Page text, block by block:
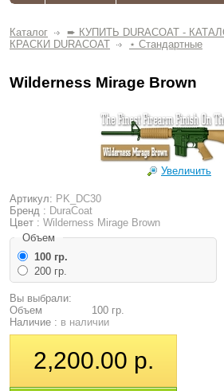
Каталог ➨ КУПИТЬ DURACOAT -
КРАСКИ DURACOAT
⋆ Стандартные
Wilderness Mirage Brown
Увеличить
Артикул: PK_DC30
Бренд : DuraCoat
Цвет : Wilderness Mirage Brown
Объем
100 гр.
200 гр.
Вы выбрали:
Объем
100 гр.
Наличие : в наличии
2,200.00 р.